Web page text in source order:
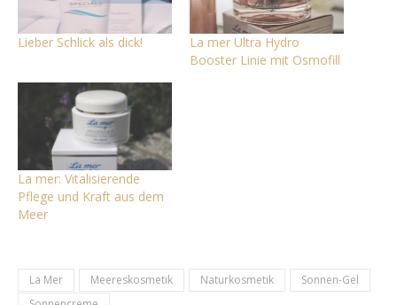
Lieber Schlick als dick!
La mer Ultra Hydro
Booster Linie mit Osmofill
La mer: Vitalisierende
Pflege und Kraft aus dem
Meer
La Mer Meereskosmetik Naturkosmetik
Sonnen-Gel